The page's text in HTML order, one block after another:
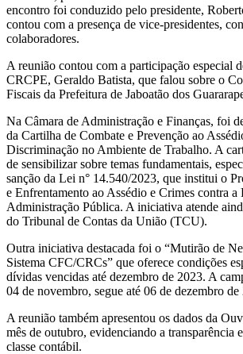
encontro foi conduzido pelo presidente,
contou com a presença de vice-presidentes,
colaboradores.
A reunião contou com a participação especial
CRCPE, Geraldo Batista, que falou sobre o
Fiscais da Prefeitura de Jaboatão dos
Na Câmara de Administração e Finanças, foi
da Cartilha de Combate e Prevenção ao
Discriminação no Ambiente de Trabalho. A
de sensibilizar sobre temas fundamentais,
sanção da Lei n° 14.540/2023, que institui o
e Enfrentamento ao Assédio e Crimes contra
Administração Pública. A iniciativa atende
do Tribunal de Contas da União (TCU).
Outra iniciativa destacada foi o “Mutirão de
Sistema CFC/CRCs” que oferece condições
dívidas vencidas até dezembro de 2023. A
04 de novembro, segue até 06 de dezembro de
A reunião também apresentou os dados da
mês de outubro, evidenciando a transparência
classe contábil.